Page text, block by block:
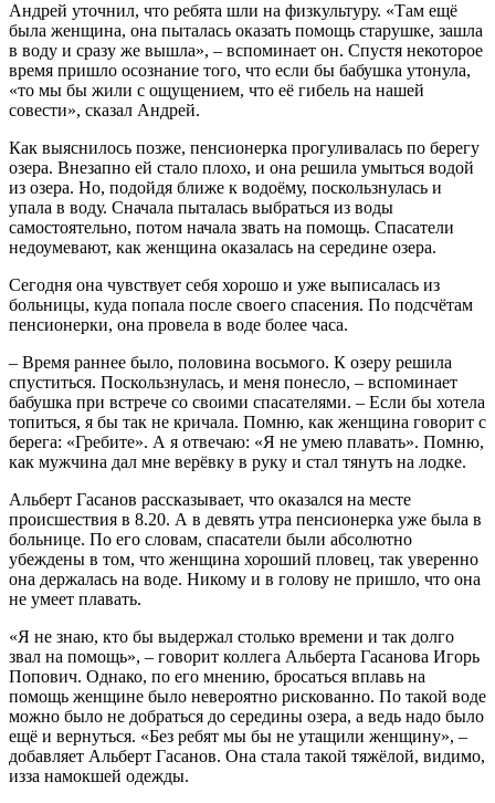
Андрей уточнил, что ребята шли на физкультуру. «Там ещё
была женщина, она пыталась оказать помощь старушке, зашла
в воду и сразу же вышла», – вспоминает он. Спустя некоторое
время пришло осознание того, что если бы бабушка утонула,
«то мы бы жили с ощущением, что её гибель на нашей
совести», сказал Андрей.
Как выяснилось позже, пенсионерка прогуливалась по берегу
озера. Внезапно ей стало плохо, и она решила умыться водой
из озера. Но, подойдя ближе к водоёму, поскользнулась и
упала в воду. Сначала пыталась выбраться из воды
самостоятельно, потом начала звать на помощь. Спасатели
недоумевают, как женщина оказалась на середине озера.
Сегодня она чувствует себя хорошо и уже выписалась из
больницы, куда попала после своего спасения. По подсчётам
пенсионерки, она провела в воде более часа.
– Время раннее было, половина восьмого. К озеру решила
спуститься. Поскользнулась, и меня понесло, – вспоминает
бабушка при встрече со своими спасателями. – Если бы хотела
топиться, я бы так не кричала. Помню, как женщина говорит с
берега: «Гребите». А я отвечаю: «Я не умею плавать». Помню,
как мужчина дал мне верёвку в руку и стал тянуть на лодке.
Альберт Гасанов рассказывает, что оказался на месте
происшествия в 8.20. А в девять утра пенсионерка уже была в
больнице. По его словам, спасатели были абсолютно
убеждены в том, что женщина хороший пловец, так уверенно
она держалась на воде. Никому и в голову не пришло, что она
не умеет плавать.
«Я не знаю, кто бы выдержал столько времени и так долго
звал на помощь», – говорит коллега Альберта Гасанова Игорь
Попович. Однако, по его мнению, бросаться вплавь на
помощь женщине было невероятно рискованно. По такой воде
можно было не добраться до середины озера, а ведь надо было
ещё и вернуться. «Без ребят мы бы не утащили женщину», –
добавляет Альберт Гасанов. Она стала такой тяжёлой, видимо,
изза намокшей одежды.